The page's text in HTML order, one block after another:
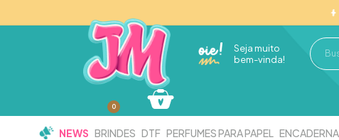
10%
Seja muito
bem-vinda!
0
NEWS BRINDES DTF PERFUMES PARA PAPEL